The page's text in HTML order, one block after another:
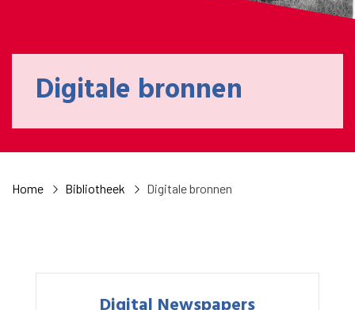
Digitale bronnen
Home Bibliotheek Digitale bronnen